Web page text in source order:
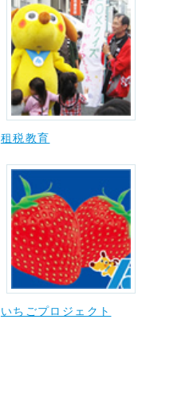
租税教育
いちごプロジェクト